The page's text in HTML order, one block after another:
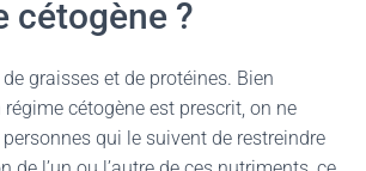
cétogène ?
graisses et de protéines. Bien
régime cétogène est prescrit, on ne
qui le suivent de restreindre